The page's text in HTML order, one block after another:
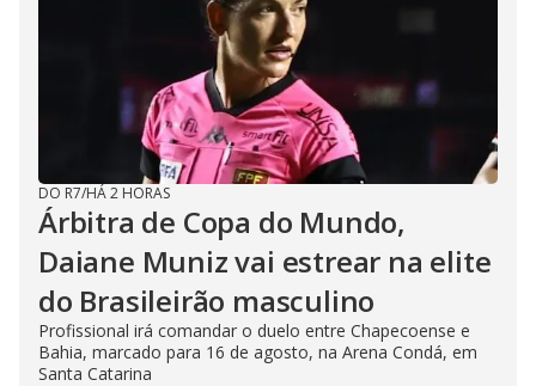
DO R7/HÁ 2 HORAS
Árbitra de Copa do Mundo,
Daiane Muniz vai estrear na elite
do Brasileirão masculino
Profissional irá comandar o duelo entre Chapecoense e
Bahia, marcado para 16 de agosto, na Arena Condá, em
Santa Catarina